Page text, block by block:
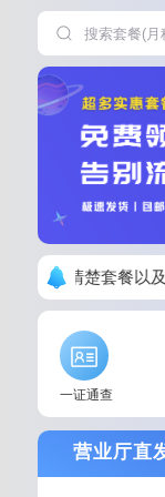
下单请看清楚套餐以
一证通查
营业厅直